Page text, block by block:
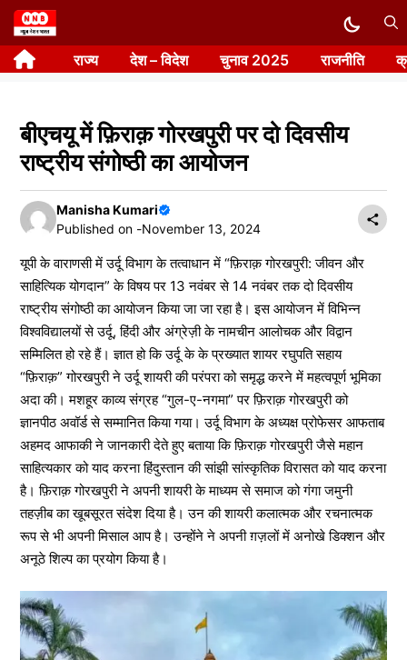
Skip
to
content राज्य देश – विदेश चुनाव 2025 राजनीति
बीएचयू में फ़िराक़ गोरखपुरी पर दो दिवसीय
राष्ट्रीय संगोष्ठी का आयोजन
Manisha Kumari
Published on -November 13, 2024
यूपी के वाराणसी में उर्दू विभाग के तत्वाधान में “फ़िराक़ गोरखपुरी: जीवन और
साहित्यिक योगदान” के विषय पर 13 नवंबर से 14 नवंबर तक दो दिवसीय
राष्ट्रीय संगोष्ठी का आयोजन किया जा जा रहा है। इस आयोजन में विभिन्न
विश्वविद्यालयों से उर्दू, हिंदी और अंग्रेज़ी के नामचीन आलोचक और विद्वान
सम्मिलित हो रहे हैं। ज्ञात हो कि उर्दू के के प्रख्यात शायर रघुपति सहाय
“फ़िराक़” गोरखपुरी ने उर्दू शायरी की परंपरा को समृद्ध करने में महत्वपूर्ण भूमिका
अदा की। मशहूर काव्य संग्रह “गुल-ए-नगमा” पर फ़िराक़ गोरखपुरी को
ज्ञानपीठ अवॉर्ड से सम्मानित किया गया। उर्दू विभाग के अध्यक्ष प्रोफेसर आफताब
अहमद आफाकी ने जानकारी देते हुए बताया कि फ़िराक़ गोरखपुरी जैसे महान
साहित्यकार को याद करना हिंदुस्तान की सांझी सांस्कृतिक विरासत को याद करना
है। फ़िराक़ गोरखपुरी ने अपनी शायरी के माध्यम से समाज को गंगा जमुनी
तहज़ीब का खूबसूरत संदेश दिया है। उन की शायरी कलात्मक और रचनात्मक
रूप से भी अपनी मिसाल आप है। उन्होंने ने अपनी ग़ज़लों में अनोखे डिक्शन और
अनूठे शिल्प का प्रयोग किया है।